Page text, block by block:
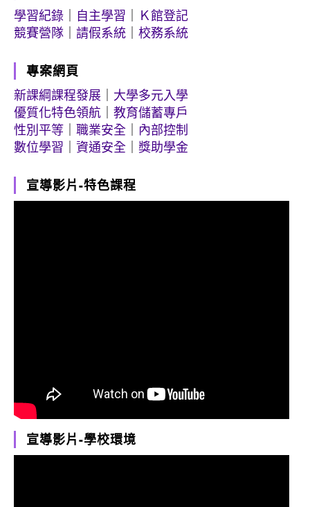
學習紀錄
自主學習
Ｋ館登記
競賽營隊
請假系統 校務系統
專案網頁
新課綱課程發展
大學多元入學
優質化特色領航
教育儲蓄專戶
性別平等
職業安全
內部控制
數位學習
資通安全 獎助學金
宣導影片-特色課程
宣導影片-學校環境